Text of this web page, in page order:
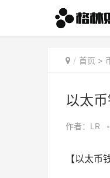
首页 >
以太
作者：LR •
【以太